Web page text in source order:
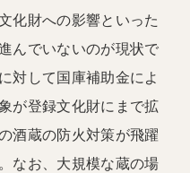
化財への影響といった
んでいないのが現状で
対して国庫補助金によ
が登録文化財にまで拡
酒蔵の防火対策が飛躍
なお、大規模な蔵の場